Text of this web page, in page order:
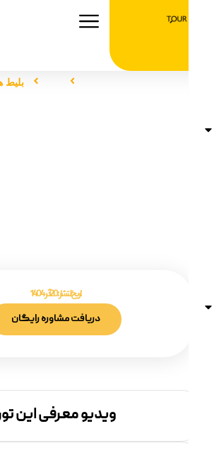
تور بلیط هواپیما
20 آذر 1404
دریافت مشاوره رایگان
ویدیو معرفی این تور